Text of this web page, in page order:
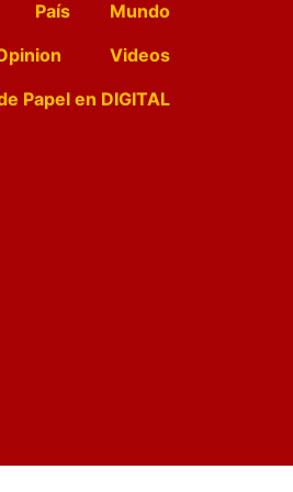
País
Mundo
Videos
Papel en DIGITAL